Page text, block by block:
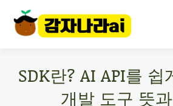
SDK란? AI API를 쉽
개발 도구 뜻